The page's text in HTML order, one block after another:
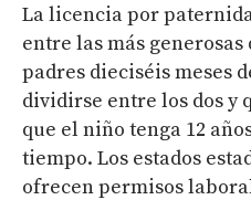
La licencia por
entre las más generosas
padres dieciséis meses
dividirse entre los dos y
que el niño tenga 12
tiempo. Los estados
ofrecen permisos